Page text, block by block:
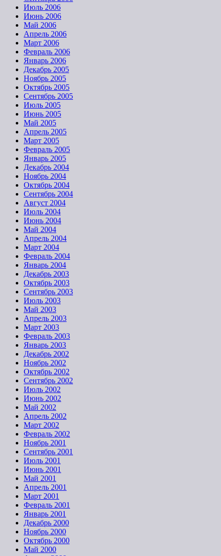
Июль 2006
Июнь 2006
Май 2006
Апрель 2006
Март 2006
Февраль 2006
Январь 2006
Декабрь 2005
Ноябрь 2005
Октябрь 2005
Сентябрь 2005
Июль 2005
Июнь 2005
Май 2005
Апрель 2005
Март 2005
Февраль 2005
Январь 2005
Декабрь 2004
Ноябрь 2004
Октябрь 2004
Сентябрь 2004
Август 2004
Июль 2004
Июнь 2004
Май 2004
Апрель 2004
Март 2004
Февраль 2004
Январь 2004
Декабрь 2003
Октябрь 2003
Сентябрь 2003
Июль 2003
Май 2003
Апрель 2003
Март 2003
Февраль 2003
Январь 2003
Декабрь 2002
Ноябрь 2002
Октябрь 2002
Сентябрь 2002
Июль 2002
Июнь 2002
Май 2002
Апрель 2002
Март 2002
Февраль 2002
Ноябрь 2001
Сентябрь 2001
Июль 2001
Июнь 2001
Май 2001
Апрель 2001
Март 2001
Февраль 2001
Январь 2001
Декабрь 2000
Ноябрь 2000
Октябрь 2000
Май 2000